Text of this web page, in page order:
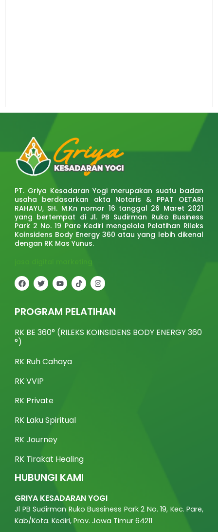
PT. Griya Kesadaran Yogi merupakan suatu badan
usaha berdasarkan akta Notaris & PPAT OETARI
RAHAYU, SH. M.Kn nomor 16 tanggal 26 Maret 2021
yang bertempat di Jl. PB Sudirman Ruko Business
Park 2 No. 19 Pare Kediri mengelola Pelatihan Rileks
Koinsidens Body Energy 360 atau yang lebih dikenal
dengan RK Mas Yunus.
jasa digital marketing
F
a
b
o
k
T
w
t
e
Y
o
u
b
T
i
o
k
I
n
a
g
a
m
PROGRAM PELATIHAN
RK BE 360° (RILEKS KOINSIDENS BODY ENERGY 360
°)
RK Ruh Cahaya
RK VVIP
RK Private
RK Laku Spiritual
RK Journey
RK Tirakat Healing
HUBUNGI KAMI
GRIYA KESADARAN YOGI
Jl PB Sudirman Ruko Bussiness Park 2 No. 19, Kec. Pare,
Kab/Kota. Kediri, Prov. Jawa Timur 64211